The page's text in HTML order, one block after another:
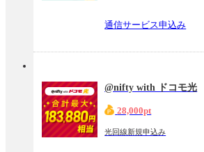
通信サービス申込み
@nifty with ドコモ光
28,000pt
光回線新規申込み